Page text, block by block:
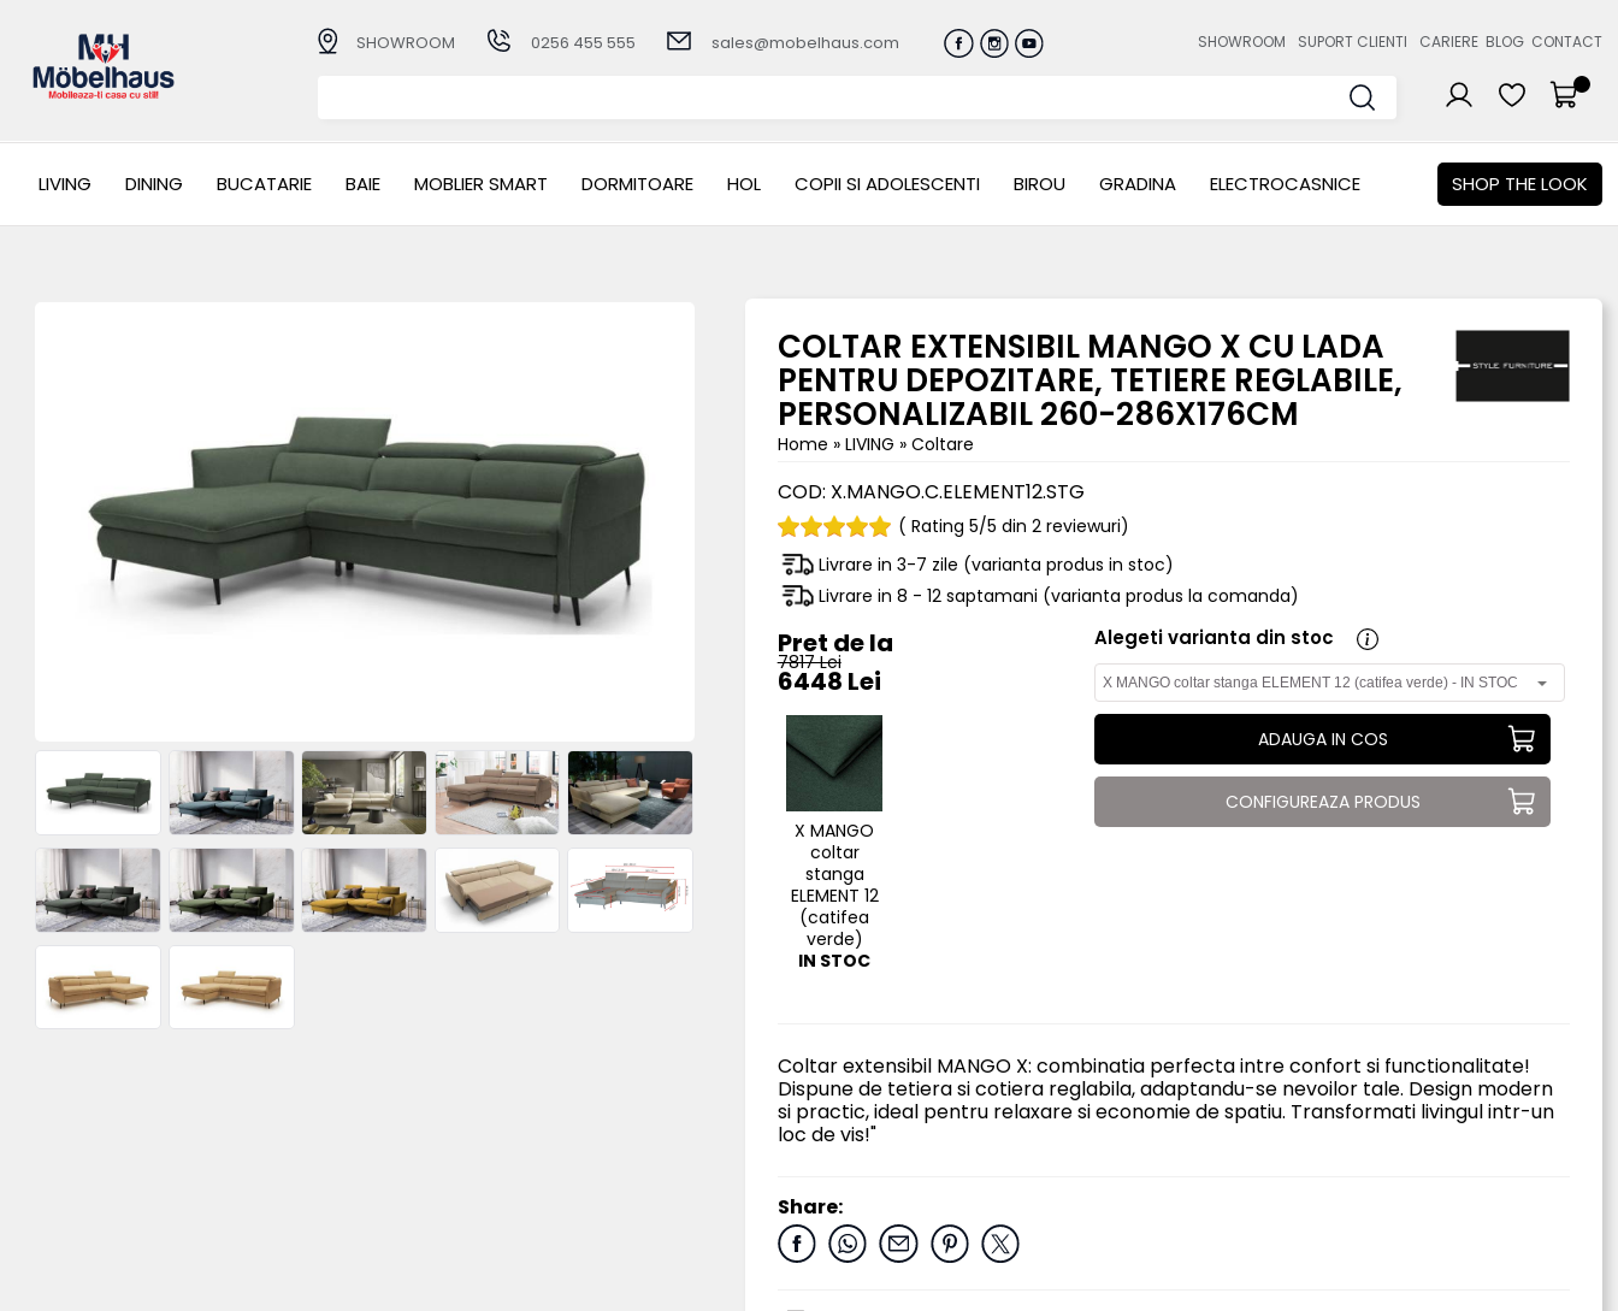
SHOWROOM 0256 455 555 sales@mobelhaus.com SHOWROOM SUPORT CLIENTI CARIERE BLOG CONTACT
LIVING DINING BUCATARIE BAIE MOBLIER SMART DORMITOARE HOL COPII SI ADOLESCENTI BIROU GRADINA ELECTROCASNICE SHOP THE LOOK
COLTAR EXTENSIBIL MANGO X CU LADA
PENTRU DEPOZITARE, TETIERE REGLABILE,
PERSONALIZABIL 260-286X176CM
Home » LIVING » Coltare
COD: X.MANGO.C.ELEMENT12.STG
( Rating 5/5 din 2 reviewuri)
Livrare in 3-7 zile (varianta produs in stoc)
Livrare in 8 - 12 saptamani (varianta produs la comanda)
Pret de la
7817 Lei
6448 Lei
X MANGO
coltar
stanga
ELEMENT 12
(catifea
verde)
IN STOC
Alegeti varianta din stoc
ADAUGA IN COS
CONFIGUREAZA PRODUS
Coltar extensibil MANGO X: combinatia perfecta intre confort si functionalitate!
Dispune de tetiera si cotiera reglabila, adaptandu-se nevoilor tale. Design modern
si practic, ideal pentru relaxare si economie de spatiu. Transformati livingul intr-un
loc de vis!"
Share: